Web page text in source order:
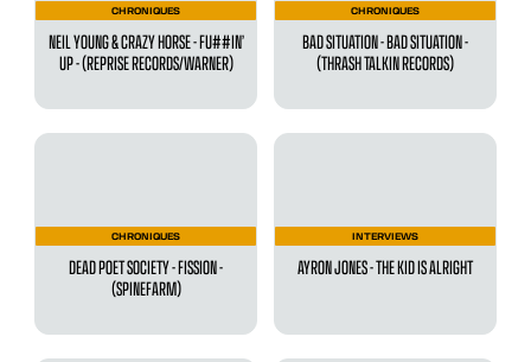
CHRONIQUES
NEIL YOUNG & CRAZY HORSE - FU##IN’
UP - (REPRISE RECORDS/WARNER)
CHRONIQUES
BAD SITUATION - BAD SITUATION -
(THRASH TALKIN RECORDS)
CHRONIQUES
DEAD POET SOCIETY - FISSION -
(SPINEFARM)
INTERVIEWS
AYRON JONES - THE KID IS ALRIGHT